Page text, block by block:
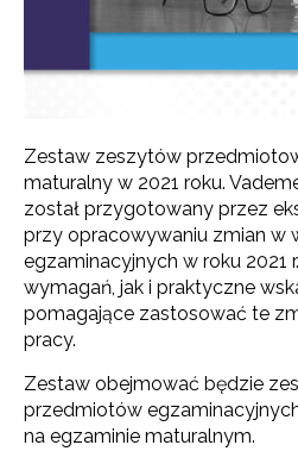
Zestaw zeszytów
maturalny w 2021 roku.
został przygotowany przez
przy opracowywaniu zmian w
egzaminacyjnych w roku 2021
wymagań, jak i praktyczne
pomagające zastosować te
pracy.
Zestaw obejmować będzie
przedmiotów
na egzaminie maturalnym.